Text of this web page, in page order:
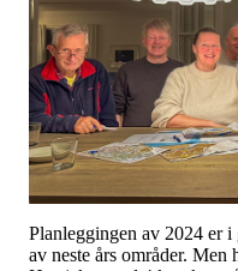
Planleggingen av 2024 er
av neste års områder. Men